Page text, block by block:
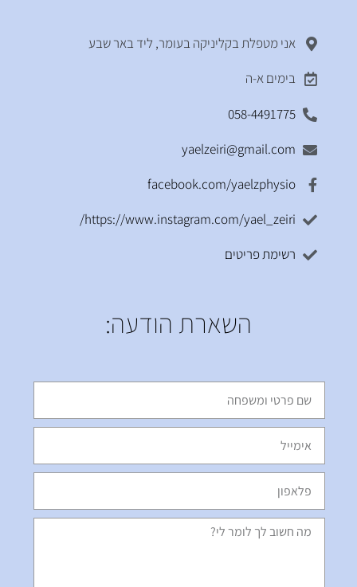
אני מטפלת בקליניקה בעומר, ליד באר שבע
בימים א-ה
058-4491775
yaelzeiri@gmail.com
facebook.com/yaelzphysio
https://www.instagram.com/yael_zeiri/
רשימת פריטים
השארת הודעה: